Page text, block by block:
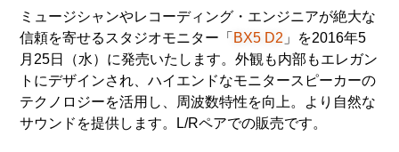
ミュージシャンやレコーディング・エンジニアが絶大な
信頼を寄せるスタジオモニター「 BX5 D2 」を2016年5
月25日（水）に発売いたします。外観も内部もエレガン
トにデザインされ、ハイエンドなモニタースピーカーの
テクノロジーを活用し、周波数特性を向上。より自然な
サウンドを提供します。L/Rペアでの販売です。